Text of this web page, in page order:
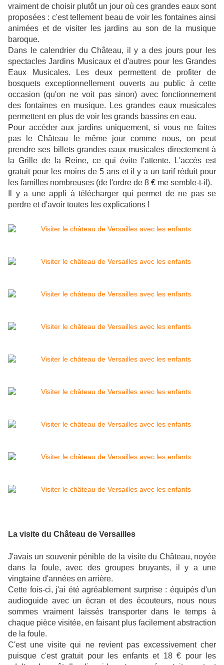
vraiment de choisir plutôt un jour où ces grandes eaux sont
proposées : c'est tellement beau de voir les fontaines ainsi
animées et de visiter les jardins au son de la musique
baroque.
Dans le calendrier du Château, il y a des jours pour les
spectacles Jardins Musicaux et d'autres pour les Grandes
Eaux Musicales. Les deux permettent de profiter de
bosquets exceptionnellement ouverts au public à cette
occasion (qu'on ne voit pas sinon) avec fonctionnement
des fontaines en musique. Les grandes eaux musicales
permettent en plus de voir les grands bassins en eau.
Pour accéder aux jardins uniquement, si vous ne faites
pas le Château le même jour comme nous, on peut
prendre ses billets grandes eaux musicales directement à
la Grille de la Reine, ce qui évite l'attente. L'accès est
gratuit pour les moins de 5 ans et il y a un tarif réduit pour
les familles nombreuses (de l'ordre de 8 € me semble-t-il).
Il y a une appli à télécharger qui permet de ne pas se
perdre et d'avoir toutes les explications !
La visite du Château de Versailles
J'avais un souvenir pénible de la visite du Château, noyée
dans la foule, avec des groupes bruyants, il y a une
vingtaine d'années en arrière.
Cette fois-ci, j'ai été agréablement surprise : équipés d'un
audioguide avec un écran et des écouteurs, nous nous
sommes vraiment laissés transporter dans le temps à
chaque pièce visitée, en faisant plus facilement abstraction
de la foule.
C'est une visite qui ne revient pas excessivement cher
puisque c'est gratuit pour les enfants et 18 € pour les